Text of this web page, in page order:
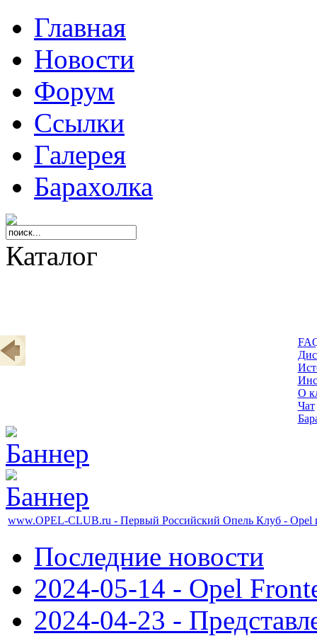
Главная
Новости
Форум
Ссылки
Галерея
Барахолка
Каталог
О
Чат
www.OPEL-CLUB.ru - Первый Российский Опель Клуб -
Последние новости
2024-05-14 - Opel
2024-04-23 -